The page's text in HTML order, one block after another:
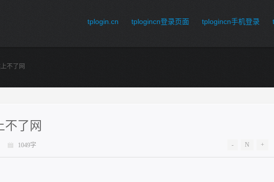
tplogin.cn tplogincn登录页面 tplogincn手机登录
不了网
不了网
1049字 - N +